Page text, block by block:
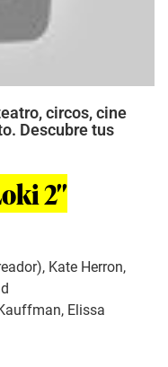
circos, cine
Descubre tus
2″
Kate Herron,
Elissa